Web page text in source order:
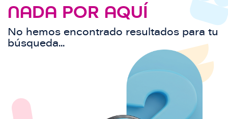
NADA POR AQUÍ
No hemos encontrado resultados para tu
búsqueda...